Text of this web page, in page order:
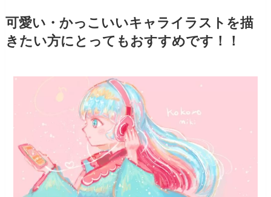
可愛い・かっこいいキャライラストを描
きたい方にとってもおすすめです！！